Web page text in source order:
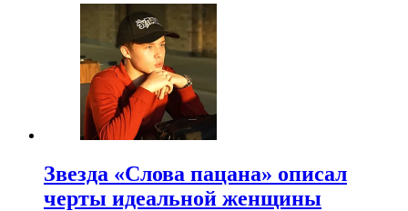
Звезда «Слова пацана» описал
черты идеальной женщины